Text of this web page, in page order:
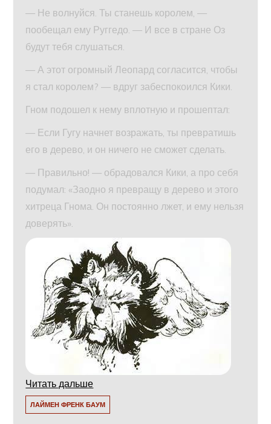
— Не волнуйся. Ты станешь королем, —
пообещал ему Руггедо. — И все в стране Оз
будут тебя слушаться.
— А этот огромный Леопард согласится, чтобы
я стал королем? — вдруг забеспокоился Кики.
Гном подошел к нему вплотную и прошептал:
— Если Гугу начнет возражать, ты превратишь
его в дерево, и он ничего не сможет сделать.
— Правильно! — обрадовался Кики, а про себя
подумал: «Заодно я превращу в дерево и этого
хитреца Гнома. Он постоянно лжет, и ему нельзя
доверять».
Читать дальше
ЛАЙМЕН ФРЕНК БАУМ